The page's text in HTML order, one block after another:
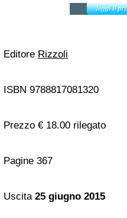
Editore Rizzoli
ISBN 9788817081320
Prezzo € 18.00 rilegato
Pagine 367
Uscita 25 giugno 2015